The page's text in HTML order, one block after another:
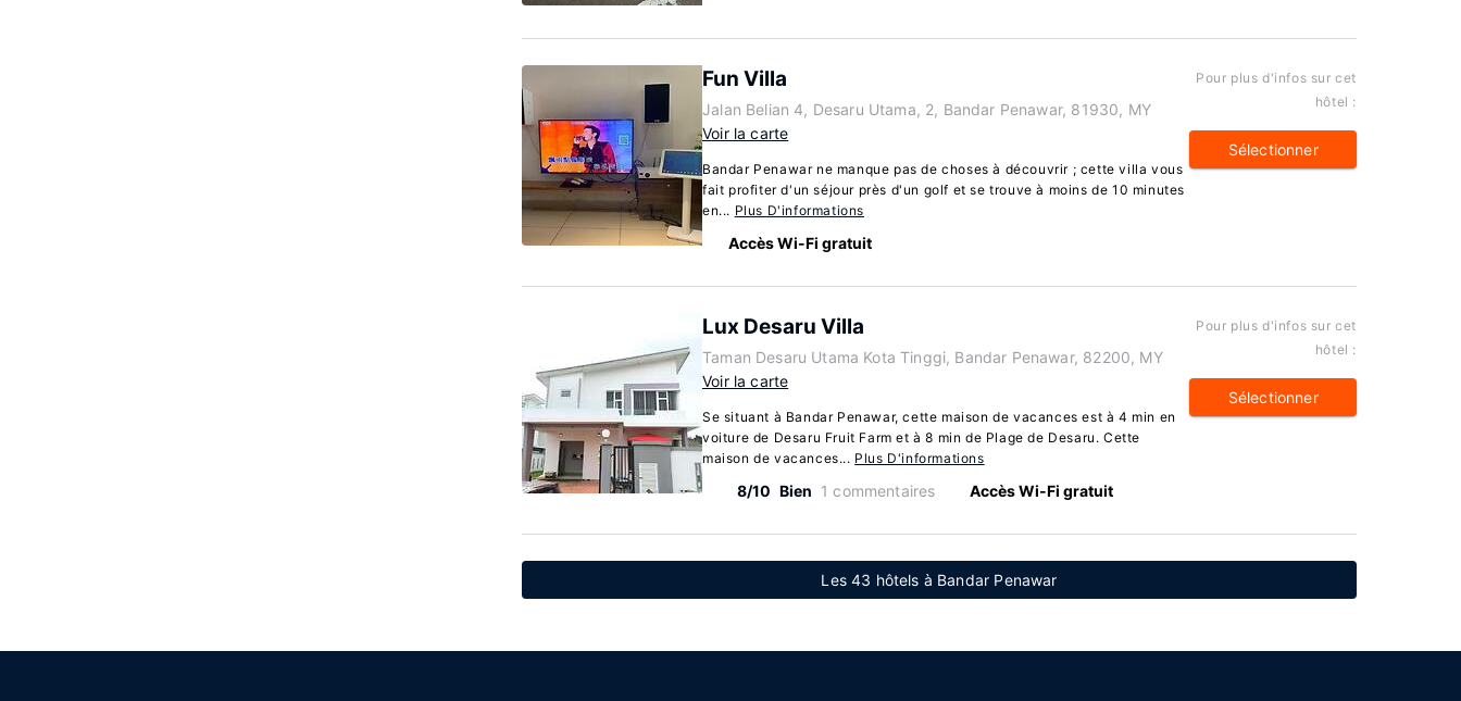
Fun Villa
Jalan Belian 4, Desaru Utama, 2, Bandar Penawar, 81930, MY
Voir la carte
Bandar Penawar ne manque pas de choses à découvrir ; cette villa vous
fait profiter d'un séjour près d'un golf et se trouve à moins de 10 minutes
en... Plus D'informations
Accès Wi-Fi gratuit
Pour plus d'infos sur cet
hôtel :
Sélectionner
Lux Desaru Villa
Taman Desaru Utama Kota Tinggi, Bandar Penawar, 82200, MY
Voir la carte
Se situant à Bandar Penawar, cette maison de vacances est à 4 min en
voiture de Desaru Fruit Farm et à 8 min de Plage de Desaru. Cette
maison de vacances... Plus D'informations
8/10 Bien 1 commentaires Accès Wi-Fi gratuit
Pour plus d'infos sur cet
hôtel :
Sélectionner
Les 43 hôtels à Bandar Penawar